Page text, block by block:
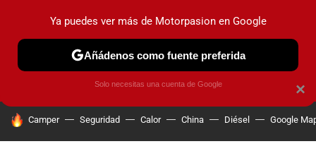
PRUEBAS COCHES ELÉCTRICOS OBSERVATORIO
HOY SE HABLA DE
Camper Seguridad Calor China Diésel Google
×
Ya puedes ver más de Motorpasion en Google
Añádenos como fuente preferida
Solo necesitas una cuenta de Google